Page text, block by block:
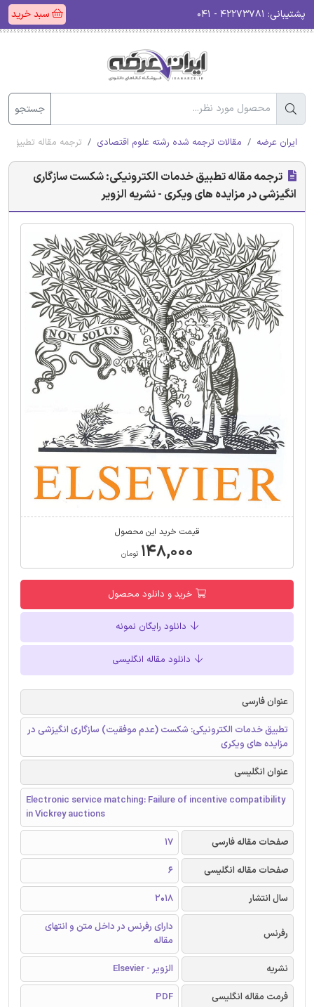
پشتیبانی: سبد خرید
جستجو
ایران عرضه مقالات ترجمه شده رشته علوم اقتصادی ترجمه مقاله تطبیق
ترجمه مقاله تطبیق خدمات الکترونیکی: شکست سازگاری
انگیزشی در مزایده های ویکری - نشریه الزویر
قیمت خرید این محصول
۱۴۸,۰۰۰ تومان
خرید و دانلود محصول
دانلود رایگان نمونه
دانلود مقاله انگلیسی
عنوان فارسی
تطبیق خدمات الکترونیکی: شکست (عدم موفقیت) سازگاری انگیزشی در
مزایده های ویکری
عنوان انگلیسی
Electronic service matching: Failure of incentive compatibility
in Vickrey auctions
صفحات مقاله فارسی
17
صفحات مقاله انگلیسی
6
سال انتشار
2018
رفرنس
دارای رفرنس در داخل متن و انتهای
مقاله
نشریه
الزویر - Elsevier
فرمت مقاله انگلیسی
PDF